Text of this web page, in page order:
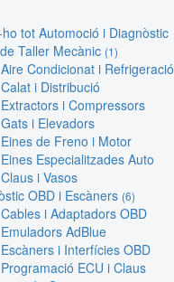
tot Automoció i Diagnòstic
Taller Mecànic (1)
Aire Condicionat i Refrigeració
Calat i Distribució
Extractors i Compressors
Gats i Elevadors
Eines de Freno i Motor
Eines Especialitzades Auto
Claus i Vasos
OBD i Escàners (6)
Cables i Adaptadors OBD
Emuladors AdBlue
Escàners i Interfícies OBD
Programació ECU i Claus